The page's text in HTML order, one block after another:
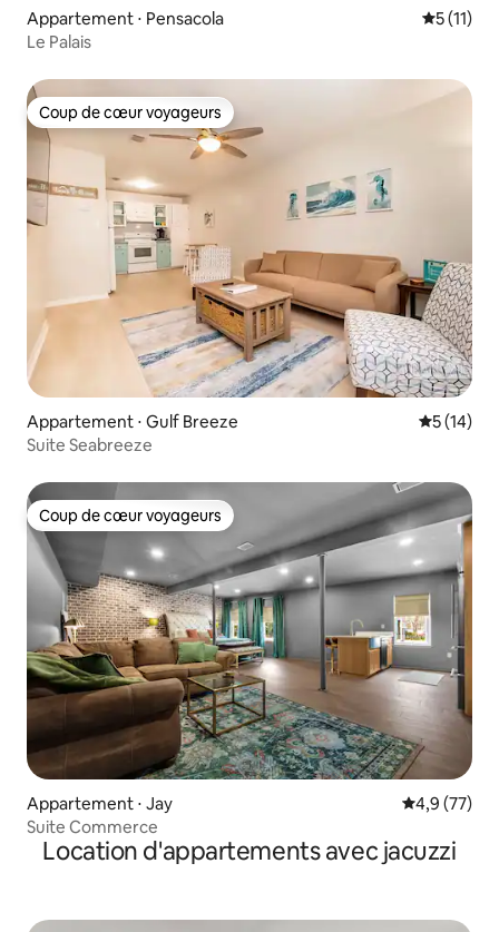
Appartement ⋅ Pensacola
5 (11)
Le Palais
Coup de cœur voyageurs
Coup de cœur voyageurs
Appartement ⋅ Gulf Breeze
5 (14)
Suite Seabreeze
Coup de cœur voyageurs
Coup de cœur voyageurs
Appartement ⋅ Jay Évaluation
4,9 (77)
Suite Commerce
Location d'appartements avec jacuzzi